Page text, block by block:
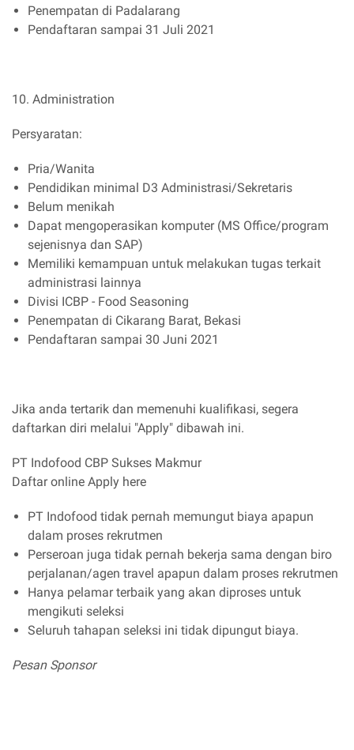
Penempatan di Padalarang
Pendaftaran sampai 31 Juli 2021
10. Administration
Persyaratan:
Pria/Wanita
Pendidikan minimal D3 Administrasi/Sekretaris
Belum menikah
Dapat mengoperasikan komputer (MS Office/program
sejenisnya dan SAP)
Memiliki kemampuan untuk melakukan tugas terkait
administrasi lainnya
Divisi ICBP - Food Seasoning
Penempatan di Cikarang Barat, Bekasi
Pendaftaran sampai 30 Juni 2021
Jika anda tertarik dan memenuhi kualifikasi, segera
daftarkan diri melalui "Apply" dibawah ini.
PT Indofood CBP Sukses Makmur
Daftar online Apply here
PT Indofood tidak pernah memungut biaya apapun
dalam proses rekrutmen
Perseroan juga tidak pernah bekerja sama dengan biro
perjalanan/agen travel apapun dalam proses rekrutmen
Hanya pelamar terbaik yang akan diproses untuk
mengikuti seleksi
Seluruh tahapan seleksi ini tidak dipungut biaya.
Pesan Sponsor